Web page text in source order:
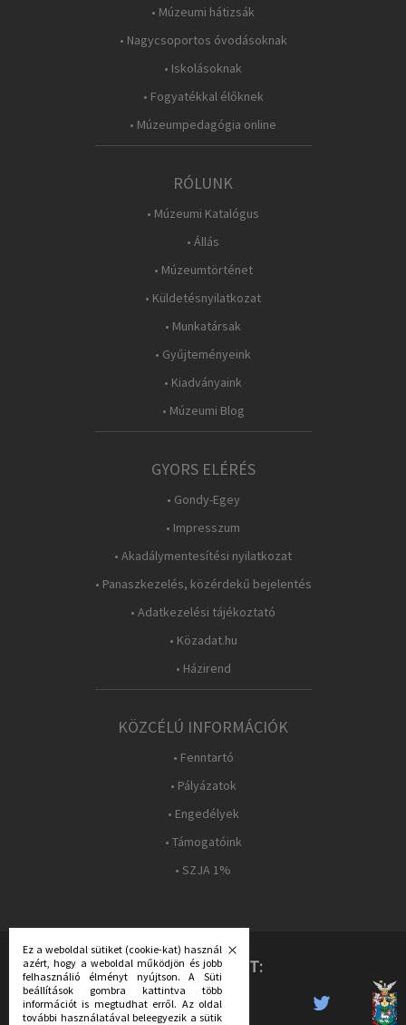
• Múzeumi hátizsák
• Nagycsoportos óvodásoknak
• Iskolásoknak
• Fogyatékkal élőknek
• Múzeumpedagógia online
RÓLUNK
• Múzeumi Katalógus
• Állás
• Múzeumtörténet
• Küldetésnyilatkozat
• Munkatársak
• Gyűjteményeink
• Kiadványaink
• Múzeumi Blog
GYORS ELÉRÉS
• Gondy-Egey
• Impresszum
• Akadálymentesítési nyilatkozat
• Panaszkezelés, közérdekű bejelentés
• Adatkezelési tájékoztató
• Közadat.hu
• Házirend
KÖZCÉLÚ INFORMÁCIÓK
• Fenntartó
• Pályázatok
• Engedélyek
• Támogatóink
• SZJA 1%
KÖVESS MINKET:
Ez a weboldal sütiket (cookie-kat) használ
azért, hogy a weboldal működjön és jobb
felhasználió élményt nyújtson. A Süti
beállítások gombra kattintva több
információt is megtudhat erről. Az oldal
további használatával beleegyezik a sütik